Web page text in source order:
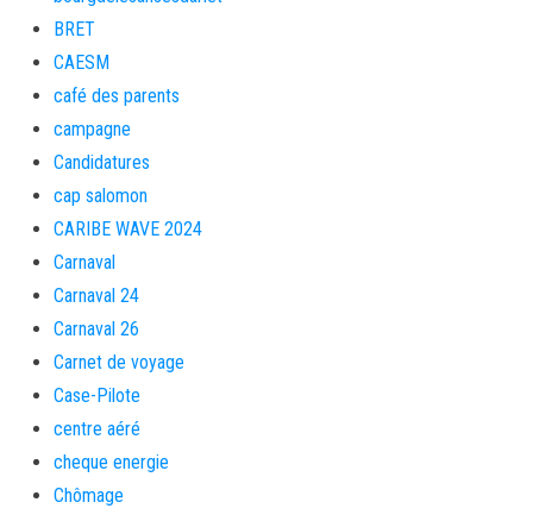
BRET
CAESM
café des parents
campagne
Candidatures
cap salomon
CARIBE WAVE 2024
Carnaval
Carnaval 24
Carnaval 26
Carnet de voyage
Case-Pilote
centre aéré
cheque energie
Chômage